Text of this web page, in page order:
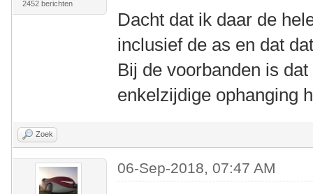
2452 berichten
Dacht dat ik daar de
inclusief de as en dat
Bij de voorbanden is
enkelzijdige ophanging
Zoek
06-Sep-2018, 07:47 AM